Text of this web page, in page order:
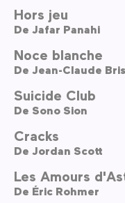
Hors jeu
De Jafar Panahi
Noce blanche
De Jean-Claude
Suicide Club
De Sono Sion
Cracks
De Jordan Scott
Les Amours
De Éric Rohmer